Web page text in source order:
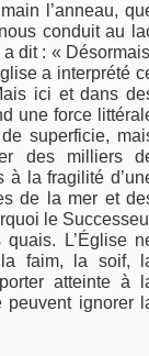
l’anneau,
conduit au
dit : «
a interprété
ici et dans
une force
superficie,
des milliers
à la fragilité
de la mer et
le
L’Église
faim, la soif,
atteinte à
peuvent ignorer